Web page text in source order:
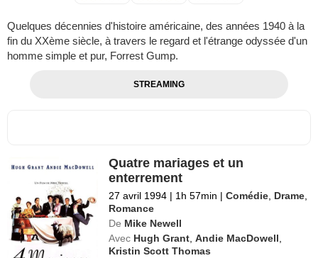
Quelques décennies d'histoire américaine, des années 1940 à la
fin du XXème siècle, à travers le regard et l'étrange odyssée d'un
homme simple et pur, Forrest Gump.
STREAMING
Quatre mariages et un
enterrement
27 avril 1994 | 1h 57min | Comédie Drame
Romance
De Mike Newell
Avec Hugh Grant ,Andie MacDowell
Kristin Scott Thomas